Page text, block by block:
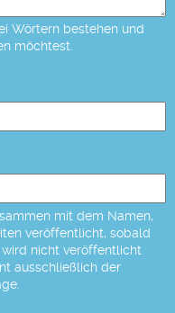
Wörtern bestehen und
möchtest.
mit dem Namen,
veröffentlicht, sobald
nicht veröffentlicht
ausschließlich der